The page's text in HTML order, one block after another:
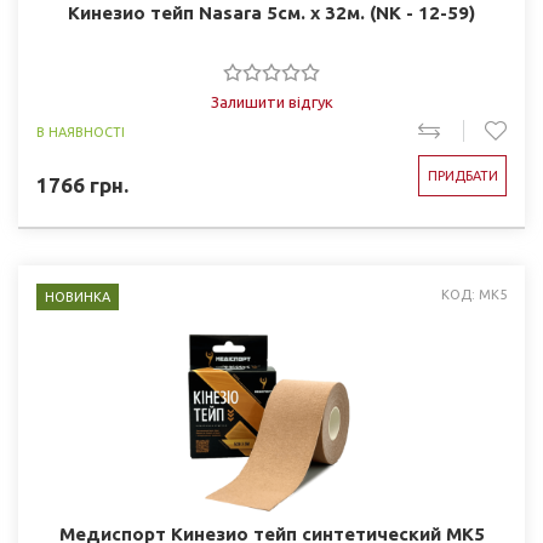
Кинезио тейп Nasara 5см. х 32м. (NK - 12-59)
Залишити відгук
В НАЯВНОСТІ
1766 грн. ПРИДБАТИ
НОВИНКА КОД: MK5
Медиспорт Кинезио тейп синтетический MK5